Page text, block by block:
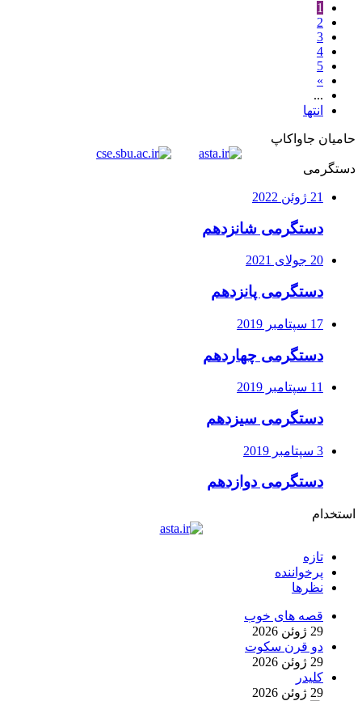
1
2
3
4
5
»
...
انتها
حامیان جاواکاپ
دستگرمی
21 ژوئن 2022
دستگرمی شانزدهم
20 جولای 2021
دستگرمی پانزدهم
17 سپتامبر 2019
دستگرمی چهاردهم
11 سپتامبر 2019
دستگرمی سیزدهم
3 سپتامبر 2019
دستگرمی دوازدهم
استخدام
تازه
پرخواننده
نظرها
قصه های خوب
29 ژوئن 2026
دو قرن سکوت
29 ژوئن 2026
کلیدر
29 ژوئن 2026